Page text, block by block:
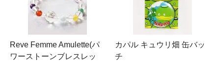
Reve Femme Amulette(パ
ワーストーンブレスレッ
カパル キュウリ畑 缶バッ
チ